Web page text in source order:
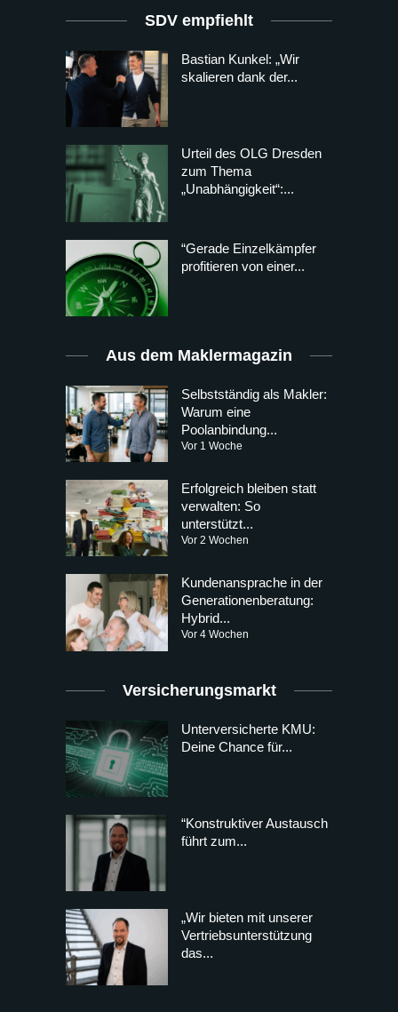
SDV empfiehlt
Bastian Kunkel: „Wir
skalieren dank der...
Urteil des OLG Dresden
zum Thema
„Unabhängigkeit“:...
“Gerade Einzelkämpfer
profitieren von einer...
Aus dem Maklermagazin
Selbstständig als Makler:
Warum eine
Poolanbindung...
Vor 1 Woche
Erfolgreich bleiben statt
verwalten: So
unterstützt...
Vor 2 Wochen
Kundenansprache in der
Generationenberatung:
Hybrid...
Vor 4 Wochen
Versicherungsmarkt
Unterversicherte KMU:
Deine Chance für...
“Konstruktiver Austausch
führt zum...
„Wir bieten mit unserer
Vertriebsunterstützung
das...